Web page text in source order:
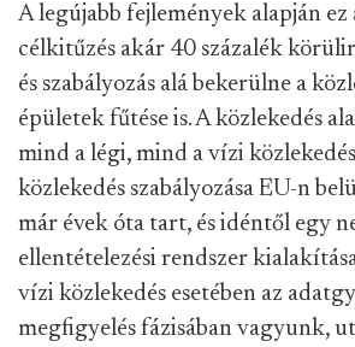
A legújabb fejlemények alapján ez
célkitűzés akár 40 százalék
és szabályozás alá bekerülne a
épületek fűtése is. A közlekedés
mind a légi, mind a vízi
közlekedés szabályozása EU-n
már évek óta tart, és idéntől egy
ellentételezési rendszer
vízi közlekedés esetében az
megfigyelés fázisában vagyunk,